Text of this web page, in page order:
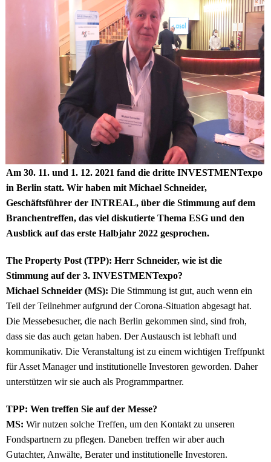
Am 30. 11. und 1. 12. 2021 fand die dritte INVESTMENTexpo
in Berlin statt. Wir haben mit Michael Schneider,
Geschäftsführer der INTREAL, über die Stimmung auf dem
Branchentreffen, das viel diskutierte Thema ESG und den
Ausblick auf das erste Halbjahr 2022 gesprochen.
The Property Post (TPP): Herr Schneider, wie ist die
Stimmung auf der 3. INVESTMENTexpo?
Michael Schneider (MS): Die Stimmung ist gut, auch wenn ein
Teil der Teilnehmer aufgrund der Corona-Situation abgesagt hat.
Die Messebesucher, die nach Berlin gekommen sind, sind froh,
dass sie das auch getan haben. Der Austausch ist lebhaft und
kommunikativ. Die Veranstaltung ist zu einem wichtigen Treffpunkt
für Asset Manager und institutionelle Investoren geworden. Daher
unterstützen wir sie auch als Programmpartner.
TPP: Wen treffen Sie auf der Messe?
MS: Wir nutzen solche Treffen, um den Kontakt zu unseren
Fondspartnern zu pflegen. Daneben treffen wir aber auch
Gutachter, Anwälte, Berater und institutionelle Investoren.